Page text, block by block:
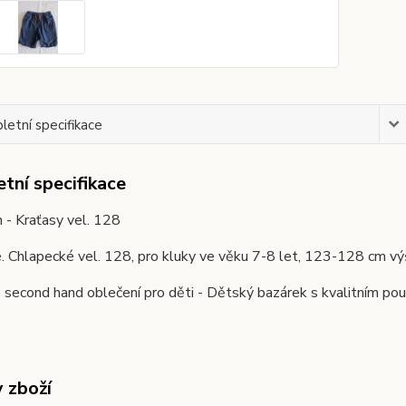
specifikace
specifikace
- Kraťasy vel. 128
Chlapecké vel. 128, pro kluky ve věku 7-8 let, 123-128 cm
second hand oblečení pro děti - Dětský bazárek s kvalitním
zboží